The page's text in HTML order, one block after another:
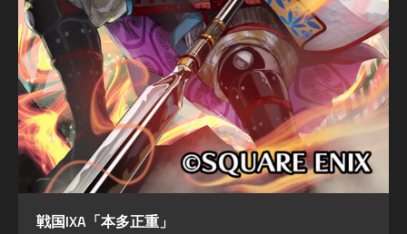
戦国IXA「本多正重」